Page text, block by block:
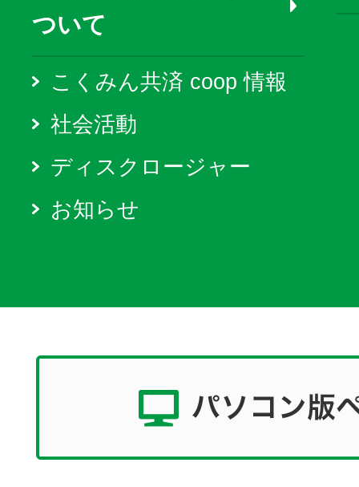
ついて
こくみん共済 coop 情報
社会活動
ディスクロージャー
お知らせ